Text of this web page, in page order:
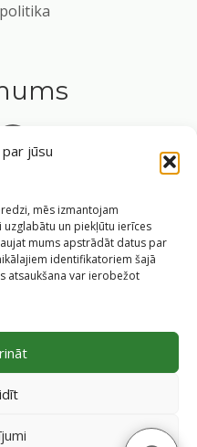
jūsu
mēs izmantojam
un piekļūtu ierīces
mums apstrādāt datus par
identifikatoriem šajā
atsaukšana var ierobežot
Rīgā |Pārpublicējot
pašvaldības
Rīgas valstspilsētas
(Rīga, Baznīcas iela